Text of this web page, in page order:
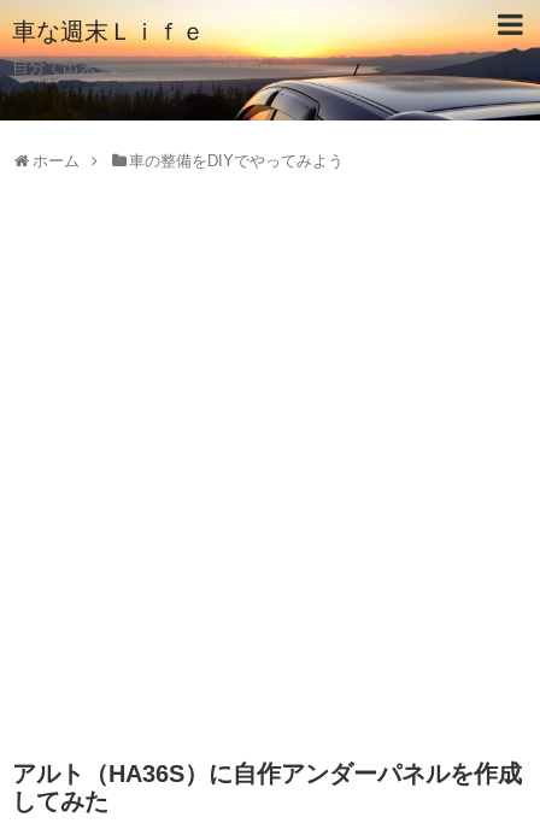
車な週末Ｌｉｆｅ
自分で出来ることはやってみよう♪
ホーム 車の整備をDIYでやってみよう
アルト（HA36S）に自作アンダーパネルを作成
してみた